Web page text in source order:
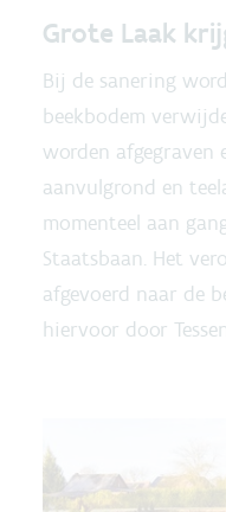
Grote Laak
Bij de sanering
beekbodem
worden afgegraven
aanvulgrond en
momenteel aan
Staatsbaan. Het
afgevoerd naar de
hiervoor door